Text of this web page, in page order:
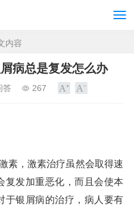
内容
病总是复发怎么办
答 267
素，激素治疗虽然会取得速
复发加重恶化，而且会使本
于银屑病的治疗，病人要有